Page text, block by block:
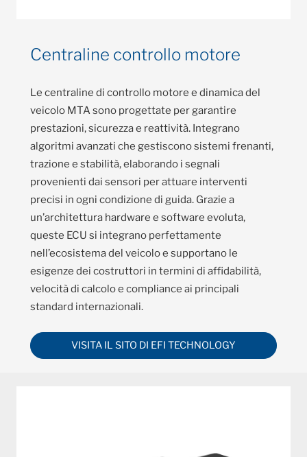
Centraline controllo motore
Le centraline di controllo motore e dinamica del
veicolo MTA sono progettate per garantire
prestazioni, sicurezza e reattività. Integrano
algoritmi avanzati che gestiscono sistemi frenanti,
trazione e stabilità, elaborando i segnali
provenienti dai sensori per attuare interventi
precisi in ogni condizione di guida. Grazie a
un’architettura hardware e software evoluta,
queste ECU si integrano perfettamente
nell’ecosistema del veicolo e supportano le
esigenze dei costruttori in termini di affidabilità,
velocità di calcolo e compliance ai principali
standard internazionali.
VISITA IL SITO DI EFI TECHNOLOGY